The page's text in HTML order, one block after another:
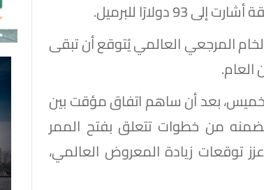
المرجعي العالمي يُتوقع أن تبقى
بعد أن ساهم اتفاق مؤقت بين
تضمنه من خطوات تتعلق بفتح الممر
توقعات زيادة المعروض العالمي،